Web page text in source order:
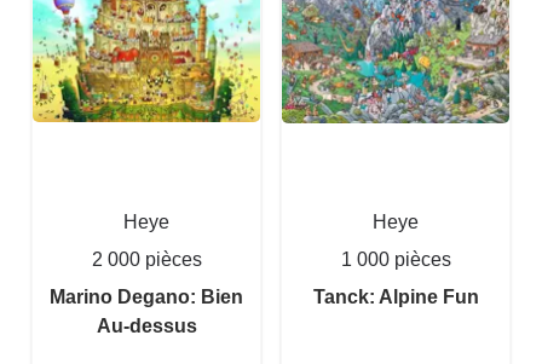
Heye
2 000 pièces
Marino Degano: Bien
Au-dessus
Heye
1 000 pièces
Tanck: Alpine Fun